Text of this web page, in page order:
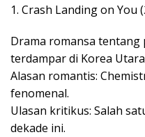
1. Crash Landing on You
Drama romansa tentang
terdampar di Korea
Alasan romantis:
fenomenal.
Ulasan kritikus: Salah
dekade ini.